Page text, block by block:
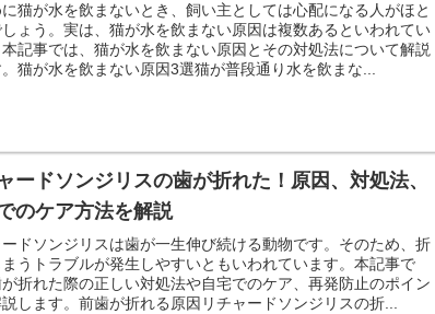
猫が水を飲まないとき、飼い主としては心配になる人がほと
しょう。実は、猫が水を飲まない原因は複数あるといわれてい
本記事では、猫が水を飲まない原因とその対処法について解説
。猫が水を飲まない原因3選猫が普段通り水を飲まな...
ードソンジリスの歯が折れた！原因、対処法、
のケア方法を解説
ードソンジリスは歯が一生伸び続ける動物です。そのため、折
うトラブルが発生しやすいともいわれています。本記事で
折れた際の正しい対処法や自宅でのケア、再発防止のポイン
説します。前歯が折れる原因リチャードソンジリスの折...